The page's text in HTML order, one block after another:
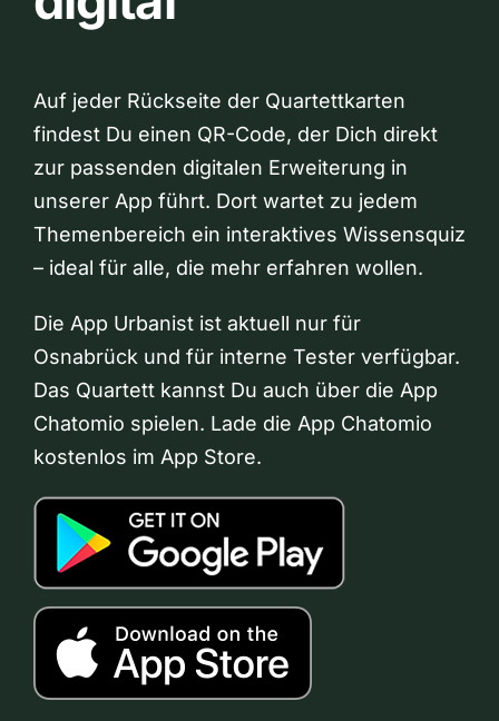
Auf jeder Rückseite der Quartettkarten
findest Du einen QR-Code, der Dich direkt
zur passenden digitalen Erweiterung in
unserer App führt. Dort wartet zu jedem
Themenbereich ein interaktives Wissensquiz
– ideal für alle, die mehr erfahren wollen.
Die App Urbanist ist aktuell nur für
Osnabrück und für interne Tester verfügbar.
Das Quartett kannst Du auch über die App
Chatomio spielen. Lade die App Chatomio
kostenlos im App Store.